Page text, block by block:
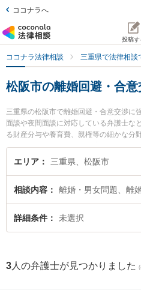
ココナラへ
投稿す
ココナラ法律相談 三重県で法律相談
松阪市の離婚回避・合
三重県の松阪市で離婚回避・合意交渉に
面談や夜間面談に対応している弁護士な
る財産分与や養育費、親権等の細かな分
特に本庄法律事務所の本庄 美和子弁護
おぐろ法律事務所の小黒 智広弁護士の
解決の実績豊富な近くの弁護士を検索し
意交渉を法律相談できる松阪市内の弁護
相談者さんにおすすめです。
エリア 三重県、松阪市
相談内容 離婚・男女問題、離
詳細条件 未選択
3 人の弁護士が見つかりました